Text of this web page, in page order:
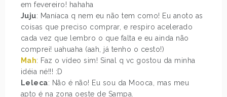
em fevereiro! hahaha
Juju: Maníaca q nem eu não tem como! Eu anoto as
coisas que preciso comprar, e respiro acelerado
cada vez que lembro o que falta e eu ainda não
comprei! uahuaha (aah, já tenho o cesto!)
Mah: Faz o vídeo sim! Sinal q vc gostou da minha
idéia né!!! :D
Leleca: Não é não! Eu sou da Mooca, mas meu
apto é na zona oeste de Sampa.